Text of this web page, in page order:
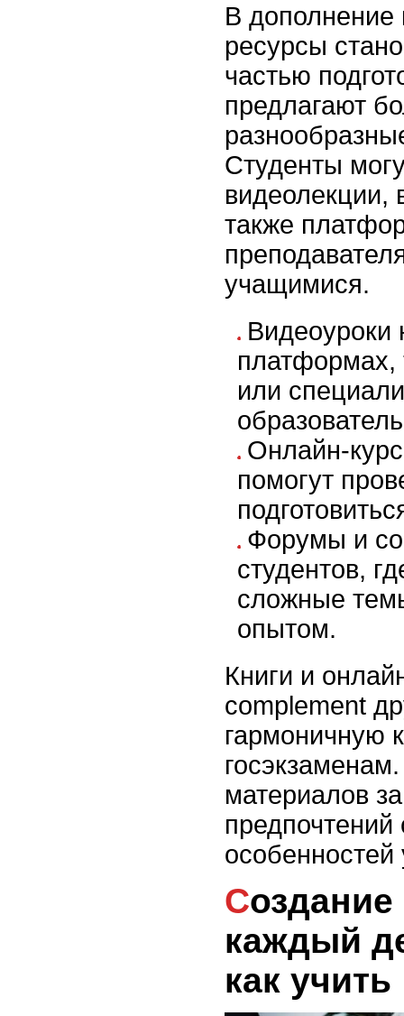
В дополнение
ресурсы
частью
предлагают
Студенты
видеолекции,
также
учащимися.
Видеоуроки
платформах,
или
Онлайн-
помогут
Форумы и
студентов,
сложные
опытом.
Книги и
complement
гармоничную
материалов
предпочтений
Создание плана на
каждый
как учить